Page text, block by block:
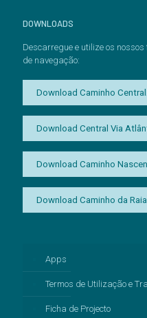
DOWNLOADS
Descarregue e utilize os
de navegação:
Download Caminho Central.
Download Central Via
Download Caminho
Download Caminho da
Apps
Termos de Utilização e
Ficha de Projecto